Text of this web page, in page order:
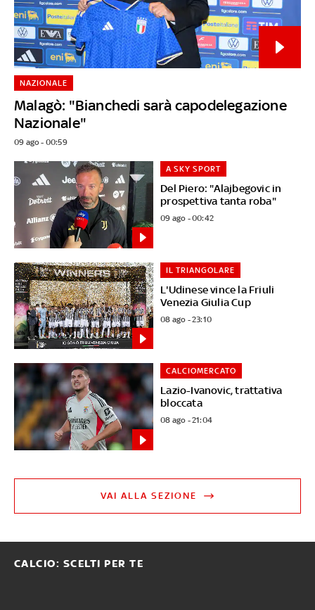
Malagò: "Bianchedi sarà capodelegazione
Nazionale"
NAZIONALE
09 ago - 00:59
Del Piero: "Alajbegovic in
prospettiva tanta roba"
A SKY SPORT
09 ago - 00:42
L'Udinese vince la Friuli
Venezia Giulia Cup
IL TRIANGOLARE
08 ago - 23:10
Lazio-Ivanovic, trattativa
bloccata
CALCIOMERCATO
08 ago - 21:04
VAI ALLA SEZIONE
CALCIO: SCELTI PER TE